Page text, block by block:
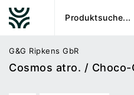
G&G Ripkens GbR
Cosmos atro. / Choco-